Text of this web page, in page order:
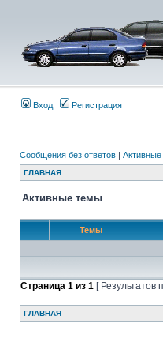
Вход Регистрация
Сообщения без ответов |
ГЛАВНАЯ
Активные темы
Темы
Страница 1 из 1 [ Результатов
ГЛАВНАЯ